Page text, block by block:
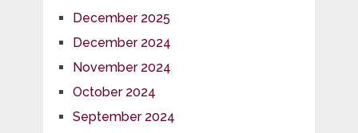
December 2025
December 2024
November 2024
October 2024
September 2024